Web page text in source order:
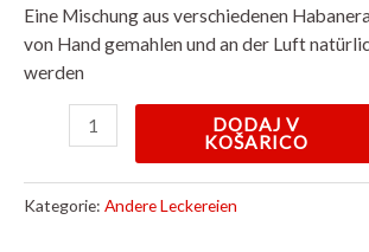
Eine Mischung aus verschiedenen
von Hand gemahlen und an der Luft
werden
DODAJ V
KOŠARICO
Kategorie: Andere Leckereien